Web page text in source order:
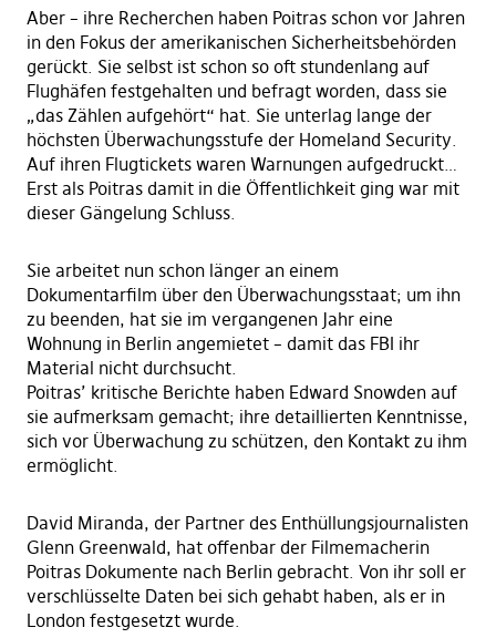
Aber – ihre Recherchen haben Poitras schon vor Jahren
in den Fokus der amerikanischen Sicherheitsbehörden
gerückt. Sie selbst ist schon so oft stundenlang auf
Flughäfen festgehalten und befragt worden, dass sie
„das Zählen aufgehört“ hat. Sie unterlag lange der
höchsten Überwachungsstufe der Homeland Security.
Auf ihren Flugtickets waren Warnungen aufgedruckt…
Erst als Poitras damit in die Öffentlichkeit ging war mit
dieser Gängelung Schluss.
Sie arbeitet nun schon länger an einem
Dokumentarfilm über den Überwachungsstaat; um ihn
zu beenden, hat sie im vergangenen Jahr eine
Wohnung in Berlin angemietet – damit das FBI ihr
Material nicht durchsucht.
Poitras’ kritische Berichte haben Edward Snowden auf
sie aufmerksam gemacht; ihre detaillierten Kenntnisse,
sich vor Überwachung zu schützen, den Kontakt zu ihm
ermöglicht.
David Miranda, der Partner des Enthüllungsjournalisten
Glenn Greenwald, hat offenbar der Filmemacherin
Poitras Dokumente nach Berlin gebracht. Von ihr soll er
verschlüsselte Daten bei sich gehabt haben, als er in
London festgesetzt wurde.